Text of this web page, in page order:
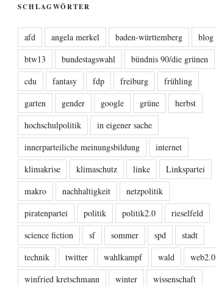
SCHLAGWÖRTER
afd angela merkel baden-württemberg
blog
btw13
bundestagswahl
bündnis 90/die grünen
cdu
fantasy fdp freiburg
frühling
garten
gender google grüne
herbst
hochschulpolitik
in eigener sache
innerparteiliche meinungsbildung
internet
klimakrise
klimaschutz linke
Linkspartei
makro
nachhaltigkeit
netzpolitik
piratenpartei
politik politik2.0
rieselfeld
science fiction
sf sommer spd
stadt
technik
twitter wahlkampf wald
web2.0
winfried kretschmann
winter wissenschaft